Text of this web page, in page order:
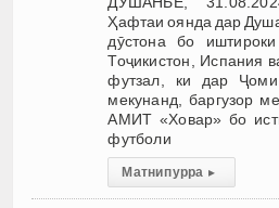
Ҳафтаи оянда дар
дӯстона бо
Тоҷикистон, Испания
футзал, ки дар
мекунанд, баргузор
АМИТ «Ховар» бо
футболи
Матни пурра ▸